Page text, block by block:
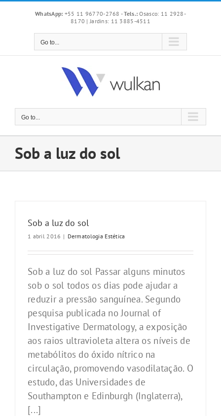
WhatsApp: +55 11 96770-2768 -Tels.: Osasco: 11 2928-
8170 | Jardins: 11 3885-4511
Go to...
Go to...
Sob a luz do sol
Sob a luz do sol
1 abril 2016 | Dermatologia Estética
Sob a luz do sol Passar alguns minutos
sob o sol todos os dias pode ajudar a
reduzir a pressão sanguínea. Segundo
pesquisa publicada no Journal of
Investigative Dermatology, a exposição
aos raios ultravioleta altera os níveis de
metabólitos do óxido nítrico na
circulação, promovendo vasodilatação. O
estudo, das Universidades de
Southampton e Edinburgh (Inglaterra),
[...]